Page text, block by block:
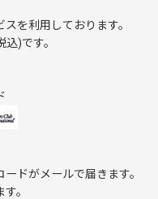
を利用しております。
)です。
ドがメールで届きます。
。